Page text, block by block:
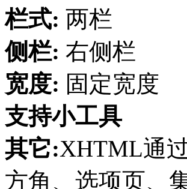
栏式: 两栏
侧栏: 右侧栏
宽度: 固定宽度
支持小工具
其它:XHTML通
方角、选项页、